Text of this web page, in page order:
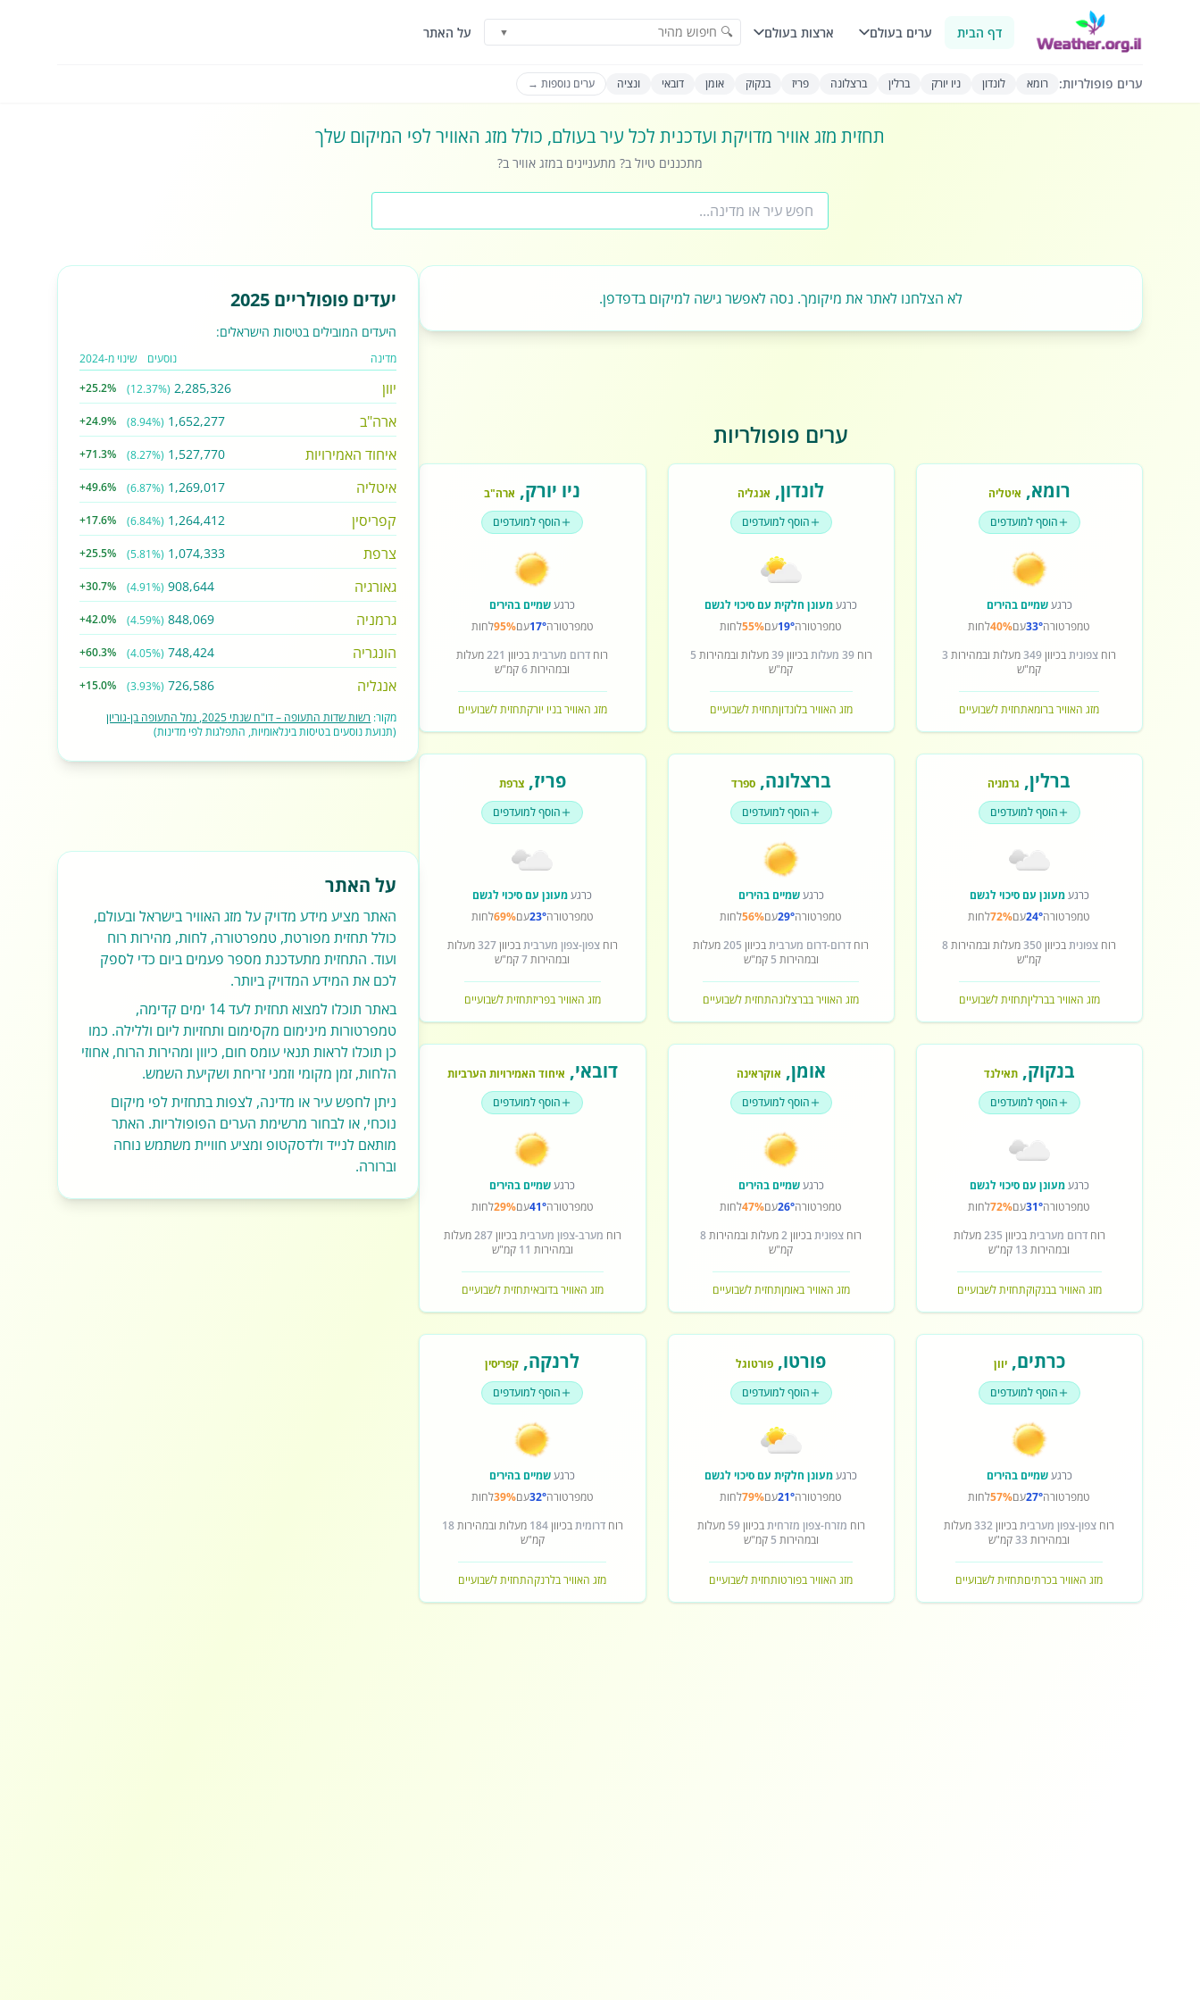
דף הבית ערים בעולם ארצות בעולם 🔍 חיפוש מהיר ▼ על האתר
ערים פופולריות: רומא לונדון ניו יורק ברלין ברצלונה פריז בנקוק אומן דובאי ונציה ערים נוספות →
תחזית מזג אוויר מדויקת ועדכנית לכל עיר בעולם, כולל מזג האוויר לפי המיקום שלך
מתכננים טיול ב? מתעניינים במזג אוויר ב?
לא הצלחנו לאתר את מיקומך. נסה לאפשר גישה למיקום בדפדפן.
ערים פופולריות
רומא, איטליה
הוסף למועדפים
כרגעשמיים בהירים
טמפרטורה33°עם40%לחות
רוח צפוניתבכיוון349מעלות ובמהירות 3
קמ"ש
מזג האוויר ברומאתחזית לשבועיים
לונדון, אנגליה
הוסף למועדפים
כרגעמעונן חלקית עם סיכוי לגשם
טמפרטורה19°עם55%לחות
רוח39 מעלות בכיוון39מעלות ובמהירות 5
קמ"ש
מזג האוויר בלונדוןתחזית לשבועיים
ניו יורק, ארה"ב
הוסף למועדפים
כרגעשמיים בהירים
טמפרטורה17°עם95%לחות
רוח דרום מערביתבכיוון 221מעלות
ובמהירות6קמ"ש
מזג האוויר בניו יורקתחזית לשבועיים
ברלין, גרמניה
הוסף למועדפים
כרגעמעונן עם סיכוי לגשם
טמפרטורה24°עם72%לחות
רוח צפוניתבכיוון350מעלות ובמהירות8
קמ"ש
מזג האוויר בברליןתחזית לשבועיים
ברצלונה,ספרד
הוסף למועדפים
כרגעשמיים בהירים
טמפרטורה29°עם56%לחות
רוח דרום-דרום מערביתבכיוון 205מעלות
ובמהירות 5 קמ"ש
מזג האוויר בברצלונהתחזית לשבועיים
פריז,צרפת
הוסף למועדפים
כרגעמעונן עם סיכוי לגשם
טמפרטורה23°עם69%לחות
רוחצפון-צפון מערביתבכיוון327מעלות
ובמהירות7קמ"ש
מזג האוויר בפריזתחזית לשבועיים
בנקוק,תאילנד
הוסף למועדפים
כרגעמעונן עם סיכוי לגשם
טמפרטורה31°עם72%לחות
רוחדרום מערביתבכיוון 235מעלות
ובמהירות 13 קמ"ש
מזג האוויר בבנקוקתחזית לשבועיים
אומן, אוקראינה
הוסף למועדפים
כרגעשמיים בהירים
טמפרטורה26°עם47%לחות
רוח צפוניתבכיוון2מעלות ובמהירות8
קמ"ש
מזג האוויר באומןתחזית לשבועיים
דובאי, איחוד האמירויות הערביות
הוסף למועדפים
כרגעשמיים בהירים
טמפרטורה41°עם29%לחות
רוח מערב-צפון מערביתבכיוון287מעלות
ובמהירות 11 קמ"ש
מזג האוויר בדובאיתחזית לשבועיים
כרתים,יוון
הוסף למועדפים
כרגעשמיים בהירים
טמפרטורה27°עם57%לחות
רוח צפון-צפון מערביתבכיוון332מעלות
ובמהירות 33קמ"ש
מזג האוויר בכרתיםתחזית לשבועיים
פורטו, פורטוגל
הוסף למועדפים
כרגעמעונן חלקית עם סיכוי לגשם
טמפרטורה21°עם79%לחות
רוח מזרח-צפון מזרחיתבכיוון59 מעלות
ובמהירות 5 קמ"ש
מזג האוויר בפורטותחזית לשבועיים
לרנקה, קפריסין
הוסף למועדפים
כרגעשמיים בהירים
טמפרטורה32°עם39%לחות
רוחדרומיתבכיוון184 מעלות ובמהירות18
קמ"ש
מזג האוויר בלרנקהתחזית לשבועיים
יעדים פופולריים 2025
היעדים המובילים בטיסות הישראלים:
מדינה נוסעים שינוי מ-2024
יוון 2,285,326
(12.37%)
+25.2%
ארה"ב 1,652,277
(8.94%)
+24.9%
איחוד האמירויות 1,527,770
(8.27%)
+71.3%
איטליה 1,269,017
(6.87%)
+49.6%
קפריסין 1,264,412
(6.84%)
+17.6%
צרפת 1,074,333
(5.81%)
+25.5%
גאורגיה 908,644
(4.91%)
+30.7%
גרמניה 848,069
(4.59%)
+42.0%
הונגריה 748,424
(4.05%)
+60.3%
אנגליה 726,586
(3.93%)
+15.0%
מקור: רשות שדות התעופה – דו"ח שנתי 2025, נמל התעופה בן-גוריון
(תנועת נוסעים בטיסות בינלאומיות, התפלגות לפי מדינות)
על האתר
האתר מציע מידע מדויק על מזג האוויר בישראל ובעולם,
כולל תחזית מפורטת, טמפרטורה, לחות, מהירות רוח
ועוד. התחזית מתעדכנת מספר פעמים ביום כדי לספק
לכם את המידע המדויק ביותר.
באתר תוכלו למצוא תחזית לעד 14 ימים קדימה,
טמפרטורות מינימום מקסימום ותחזיות ליום וללילה. כמו
כן תוכלו לראות תנאי עומס חום, כיוון ומהירות הרוח, אחוזי
הלחות, זמן מקומי וזמני זריחת ושקיעת השמש.
ניתן לחפש עיר או מדינה, לצפות בתחזית לפי מיקום
נוכחי, או לבחור מרשימת הערים הפופולריות. האתר
מותאם לנייד ולדסקטופ ומציע חוויית משתמש נוחה
וברורה.